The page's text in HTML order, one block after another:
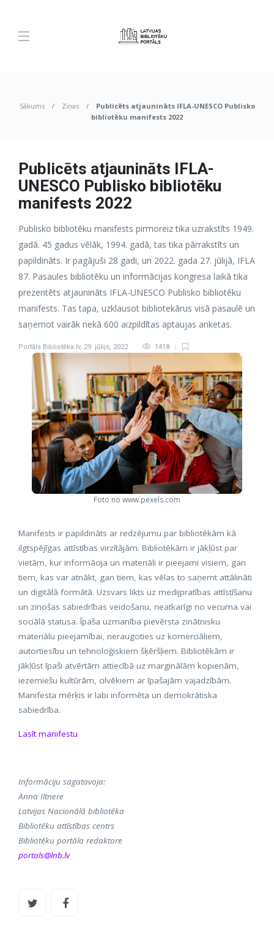
Sākums Ziņas
Publicēts atjaunināts IFLA-UNESCO Publisko
bibliotēku manifests 2022
Publicēts atjaunināts IFLA-
UNESCO Publisko bibliotēku
manifests 2022
Publisko bibliotēku manifests pirmoreiz tika uzrakstīts 1949.
gadā. 45 gadus vēlāk, 1994. gadā, tas tika pārrakstīts un
papildināts. Ir pagājuši 28 gadi, un 2022. gada 27. jūlijā, IFLA
87. Pasaules bibliotēku un informācijas kongresa laikā tika
prezentēts atjaunināts IFLA-UNESCO Publisko bibliotēku
manifests. Tas tapa, uzklausot bibliotekārus visā pasaulē un
saņemot vairāk nekā 600 aizpildītas aptaujas anketas.
Portāls Bibliotēka.lv, 29. jūlijs, 2022 1418
Foto no www.pexels.com
Manifests ir papildināts ar redzējumu par bibliotēkām kā
ilgtspējīgas attīstības virzītājām. Bibliotēkām ir jākļūst par
vietām, kur informācija un materiāli ir pieejami visiem, gan
tiem, kas var atnākt, gan tiem, kas vēlas to saņemt attālināti
un digitālā formātā. Uzsvars likts uz medijpratības attīstīšanu
un zinošas sabiedrības veidošanu, neatkarīgi no vecuma vai
sociālā statusa. Īpaša uzmanība pievērsta zinātnisku
materiālu pieejamībai, neraugoties uz komerciāliem,
autortiesību un tehnoloģiskiem šķēršļiem. Bibliotēkām ir
jākļūst īpaši atvērtām attiecībā uz marginālām kopienām,
iezemiešu kultūrām, cilvēkiem ar īpašajām vajadzībām.
Manifesta mērķis ir labi informēta un demokrātiska
sabiedrība.
Lasīt manifestu
Informāciju sagatavoja:
Anna Iltnere
Latvijas Nacionālā bibliotēka
Bibliotēku attīstības centrs
Bibliotēku portāla redaktore
portals@lnb.lv